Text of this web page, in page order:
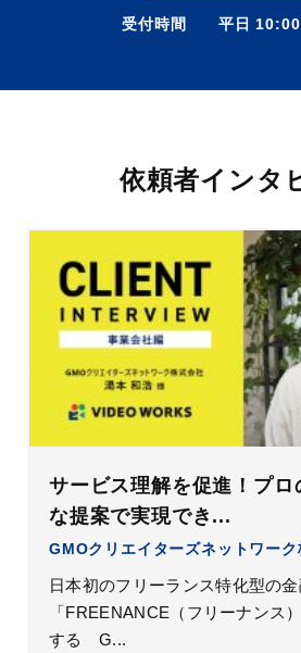
受付時間 平日 10:00
依頼者インタ
サービス理解を促進！プロ
な提案で実現でき...
GMOクリエイターズネットワーク
日本初のフリーランス特化型の
「FREENANCE（フリーナンス
する G...